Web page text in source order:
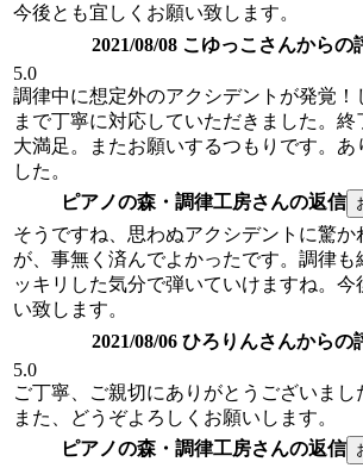
今後とも宜しくお願い致します。
2021/08/08 こゆっこさんからの
5.0
調律中に想定外のアクシデントが発覚！
まで丁寧に対応していただきました。終
大満足。またお願いするつもりです。あ
した。
ピアノの森・調律工房さんの返信
そうですね、思わぬアクシデントに驚か
が、事無く済んでよかったです。調律も
ッキリした気分で弾いていけますね。
い致します。
2021/08/06 ひろりんさんからの
5.0
ご丁寧、ご親切にありがとうございまし
また、どうぞよろしくお願いします。
ピアノの森・調律工房さんの返信